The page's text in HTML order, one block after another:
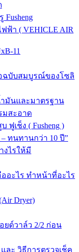
ฟ้า ( VEHICLE AIR
11
ฉบับสมบูรณ์ของโซลิ
มันและมาตรฐาน
มสะอาด
เช็ง ( Fusheng )
ทนทานกว่า 10 ปี”
งไรให้มี
ออะไร ทำหน้าที่อะไร
Dryer)
ยด์วาล์ว 2/2 ก่อน
ละ วิธีการตรวจเช็ค